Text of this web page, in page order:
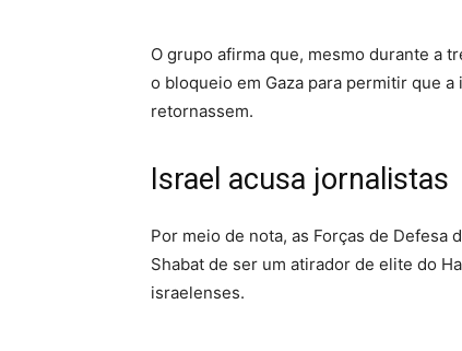
O grupo afirma que, mesmo durante a
o bloqueio em Gaza para permitir que
retornassem.
Israel acusa jornalistas
Por meio de nota, as Forças de Defesa
Shabat de ser um atirador de elite do
israelenses.